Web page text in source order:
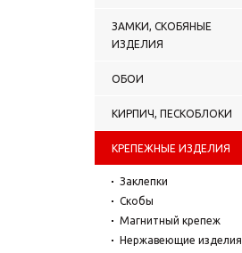
ЗАМКИ, СКОБЯНЫЕ
ИЗДЕЛИЯ
ОБОИ
КИРПИЧ, ПЕСКОБЛОКИ
КРЕПЕЖНЫЕ ИЗДЕЛИЯ
Заклепки
Скобы
Магнитный крепеж
Нержавеющие изделия